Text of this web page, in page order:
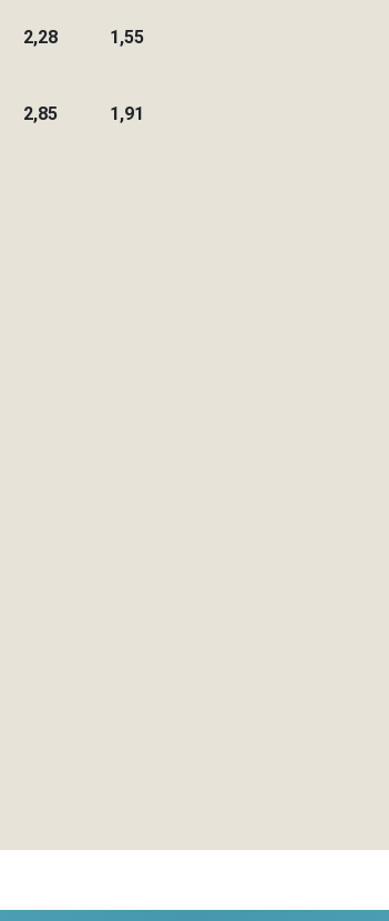
2,28 1,55
2,85 1,91